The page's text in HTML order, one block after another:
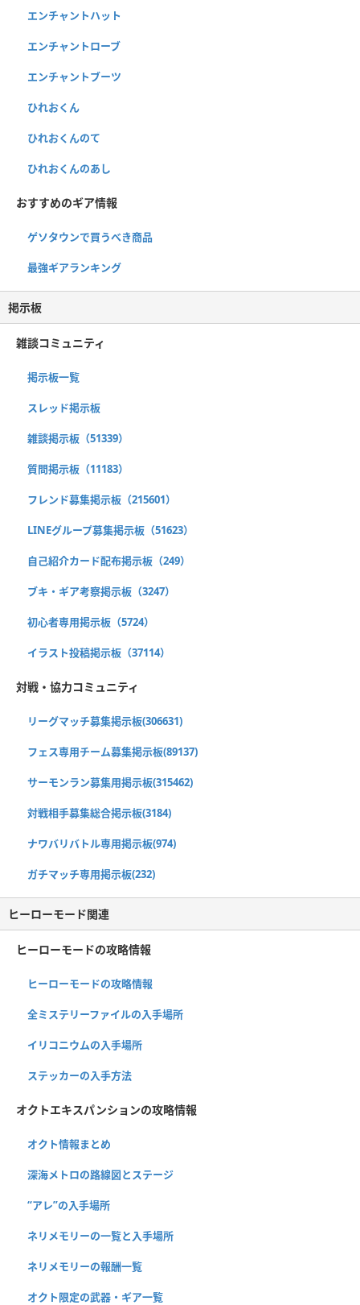
エンチャントハット
エンチャントローブ
エンチャントブーツ
ひれおくん
ひれおくんのて
ひれおくんのあし
おすすめのギア情報
ゲソタウンで買うべき商品
最強ギアランキング
掲示板
雑談コミュニティ
掲示板一覧
スレッド掲示板
雑談掲示板（51339）
質問掲示板（11183）
フレンド募集掲示板（215601）
LINEグループ募集掲示板（51623）
自己紹介カード配布掲示板（249）
ブキ・ギア考察掲示板（3247）
初心者専用掲示板（5724）
イラスト投稿掲示板（37114）
対戦・協力コミュニティ
リーグマッチ募集掲示板(306631)
フェス専用チーム募集掲示板(89137)
サーモンラン募集用掲示板(315462)
対戦相手募集総合掲示板(3184)
ナワバリバトル専用掲示板(974)
ガチマッチ専用掲示板(232)
ヒーローモード関連
ヒーローモードの攻略情報
ヒーローモードの攻略情報
全ミステリーファイルの入手場所
イリコニウムの入手場所
ステッカーの入手方法
オクトエキスパンションの攻略情報
オクト情報まとめ
深海メトロの路線図とステージ
“アレ”の入手場所
ネリメモリーの一覧と入手場所
ネリメモリーの報酬一覧
オクト限定の武器・ギア一覧